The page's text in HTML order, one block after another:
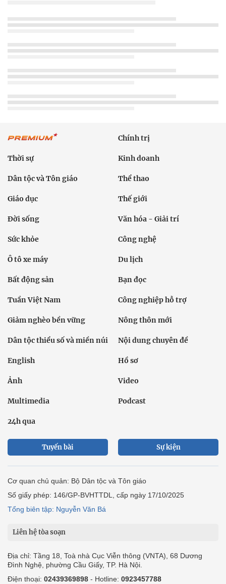
Chính trị
Thời sự Kinh doanh
Dân tộc và Tôn giáo Thể thao
Giáo dục Thế giới
Đời sống Văn hóa - Giải trí
Sức khỏe Công nghệ
Ô tô xe máy Du lịch
Bất động sản Bạn đọc
Tuần Việt Nam Công nghiệp hỗ trợ
Giảm nghèo bền vững Nông thôn mới
Dân tộc thiểu số và miền núi Nội dung chuyên đề
English Hồ sơ
Ảnh Video
Multimedia Podcast
24h qua
Tuyến bài Sự kiện
Cơ quan chủ quản: Bộ Dân tộc và Tôn giáo
Số giấy phép: 146/GP-BVHTTDL, cấp ngày 17/10/2025
Tổng biên tập: Nguyễn Văn Bá
Liên hệ tòa soạn
Địa chỉ: Tầng 18, Toà nhà Cục Viễn thông (VNTA), 68 Dương
Đình Nghệ, phường Cầu Giấy, TP. Hà Nội.
Điện thoại: 02439369898 - Hotline: 0923457788